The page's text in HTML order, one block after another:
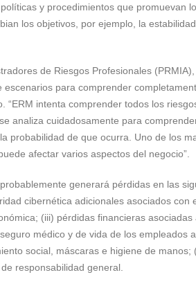
y procedimientos que promuevan
los objetivos, por ejemplo, la
de Riesgos Profesionales
para comprender
intenta comprender todos los
analiza cuidadosamente para
probabilidad de que ocurra. Uno de los
afectar varios aspectos del negocio”.
generará pérdidas en las
cibernética adicionales asociados con
(iii) pérdidas financieras asociadas
médico y de vida de los empleados
social, máscaras e higiene de manos;
responsabilidad general.